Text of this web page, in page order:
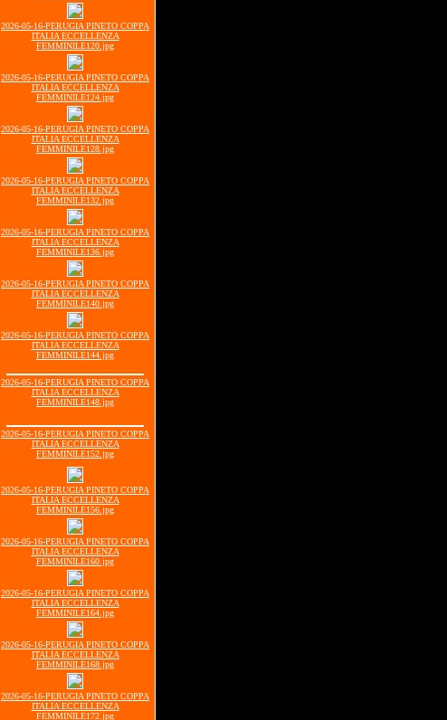
2026-05-16-PERUGIA PINETO COPPA
ITALIA ECCELLENZA
FEMMINILE120.jpg
2026-05-16-PERUGIA PINETO COPPA
ITALIA ECCELLENZA
FEMMINILE124.jpg
2026-05-16-PERUGIA PINETO COPPA
ITALIA ECCELLENZA
FEMMINILE128.jpg
2026-05-16-PERUGIA PINETO COPPA
ITALIA ECCELLENZA
FEMMINILE132.jpg
2026-05-16-PERUGIA PINETO COPPA
ITALIA ECCELLENZA
FEMMINILE136.jpg
2026-05-16-PERUGIA PINETO COPPA
ITALIA ECCELLENZA
FEMMINILE140.jpg
2026-05-16-PERUGIA PINETO COPPA
ITALIA ECCELLENZA
FEMMINILE144.jpg
2026-05-16-PERUGIA PINETO COPPA
ITALIA ECCELLENZA
FEMMINILE148.jpg
2026-05-16-PERUGIA PINETO COPPA
ITALIA ECCELLENZA
FEMMINILE152.jpg
2026-05-16-PERUGIA PINETO COPPA
ITALIA ECCELLENZA
FEMMINILE156.jpg
2026-05-16-PERUGIA PINETO COPPA
ITALIA ECCELLENZA
FEMMINILE160.jpg
2026-05-16-PERUGIA PINETO COPPA
ITALIA ECCELLENZA
FEMMINILE164.jpg
2026-05-16-PERUGIA PINETO COPPA
ITALIA ECCELLENZA
FEMMINILE168.jpg
2026-05-16-PERUGIA PINETO COPPA
ITALIA ECCELLENZA
FEMMINILE172.jpg